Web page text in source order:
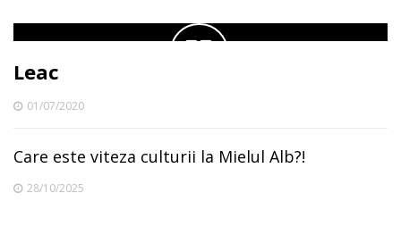
Leac
01/07/2020
Care este viteza culturii la Mielul Alb?!
28/10/2025